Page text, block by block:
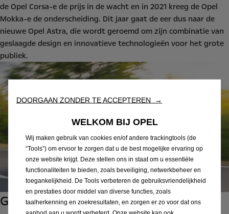
de Opel Corsa-e de prijs in de wacht en in 2021 kreeg de Opel
Mokka-e de onderscheiding. Dit jaar gaat de eer dus naar de
nieuwe Opel Astra, die wordt geroemd om zijn combinatie van
geslaagde design en innovatieve technologieën voor het grote
publiek.
Gouden Stuurwiel nummer 20
DOORGAAN ZONDER TE ACCEPTEREN →
WELKOM BIJ OPEL
Wij maken gebruik van cookies en/of andere trackingtools (de
“Tools”) om ervoor te zorgen dat u de best mogelijke ervaring op
onze website krijgt. Deze stellen ons in staat om u essentiële
functionaliteiten te bieden, zoals beveiliging, netwerkbeheer en
toegankelijkheid. De Tools verbeteren de gebruiksvriendelijkheid
en prestaties door middel van diverse functies, zoals
taalherkenning en zoekresultaten, en zorgen er zo voor dat ons
aanbod aan u wordt verbeterd. Onze website kan ook